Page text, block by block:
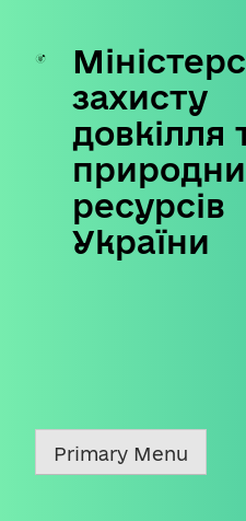
Skip
contentзахисту
довкілля
ресурсів
України
Primary Menu